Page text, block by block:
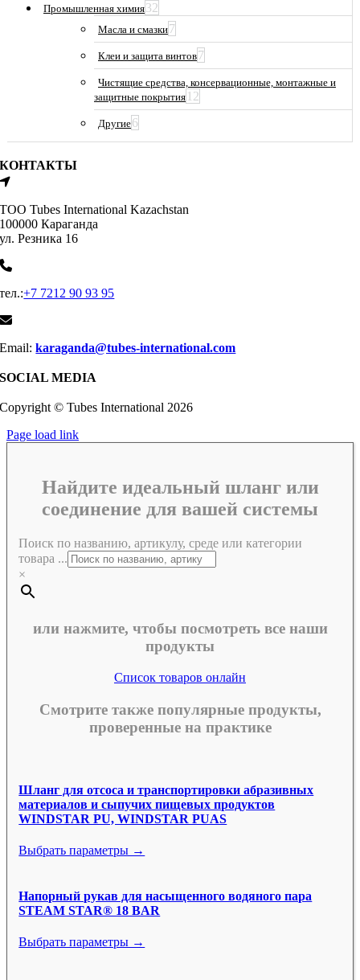
Промышленная химия32
Масла и смазки7
Клеи и защита винтов7
Чистящие средства, консервационные, монтажные и
защитные покрытия 12
Другие6
КОНТАКТЫ
ТОО Tubes International Kazachstan
100000 Караганда
ул. Резника 16
тел.:+7 7212 90 93 95
Email:karaganda@tubes-international.com
SOCIAL MEDIA
Copyright © Tubes International 2026
Page load link
Найдите идеальный шланг или
соединение для вашей системы
Поиск по названию, артикулу, среде или категории
товара ...
×
или нажмите, чтобы посмотреть все наши
продукты
Список товаров онлайн
Смотрите также популярные продукты,
проверенные на практике
Шланг для отсоса и транспортировки абразивных
материалов и сыпучих пищевых продуктов
WINDSTAR PU, WINDSTAR PUAS
Выбрать параметры →
Напорный рукав для насыщенного водяного пара
STEAM STAR® 18 BAR
Выбрать параметры →